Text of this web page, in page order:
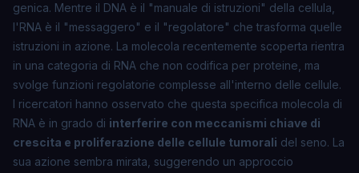
genica. Mentre il DNA è il "manuale di istruzioni" della cellula,
l'RNA è il "messaggero" e il "regolatore" che trasforma quelle
istruzioni in azione. La molecola recentemente scoperta rientra
in una categoria di RNA che non codifica per proteine, ma
svolge funzioni regolatorie complesse all'interno delle cellule.
I ricercatori hanno osservato che questa specifica molecola di
RNA è in grado di interferire con meccanismi chiave di
crescita e proliferazione delle cellule tumorali del seno. La
sua azione sembra mirata, suggerendo un approccio